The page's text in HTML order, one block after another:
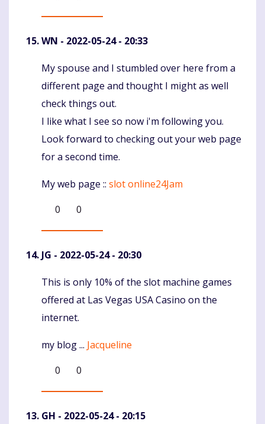
WN - 2022-05-24 - 20:33
Komentaras
My spouse and I stumbled over here from a
different page and thought I might as well
check things out.
I like what I see so now i'm following you.
Look forward to checking out your web page
for a second time.
My web page :: slot online24Jam
0
0
JG - 2022-05-24 - 20:30
Komentaras
This is only 10% of the slot machine games
offered at Las Vegas USA Casino on the
internet.
my blog ... Jacqueline
0
0
GH - 2022-05-24 - 20:15